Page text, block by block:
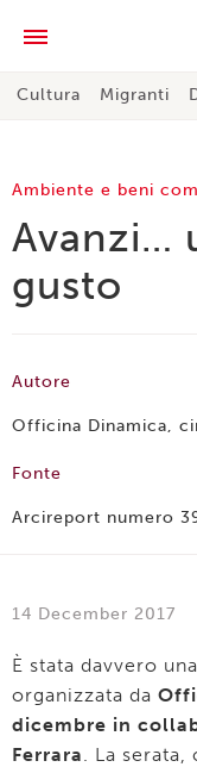
Cultura Migranti
Ambiente e beni
Avanzi…
gusto
Autore
Officina Dinamica,
Fonte
Arcireport numero
14 December 2017
È stata davvero
organizzata da
dicembre in
Ferrara. La serata,